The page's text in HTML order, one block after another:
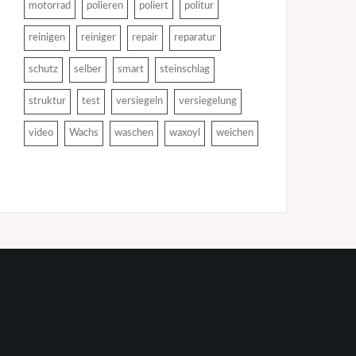
motorrad polieren poliert politur
reinigen reiniger repair reparatur
schutz selber smart steinschlag
struktur test versiegeln versiegelung
video Wachs waschen waxoyl weichen